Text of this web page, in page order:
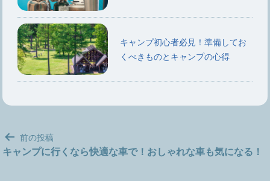
キャンプ初心者必見！準備してお
くべきものとキャンプの心得
投
稿
前の投稿
キャンプに行くなら快適な車で！おしゃれな車も気になる！